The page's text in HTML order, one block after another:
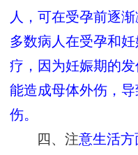
人，可在受孕前逐
多数病人在受孕和
疗，因为妊娠期的发
能造成母体外伤，
伤。
四、注意生活方